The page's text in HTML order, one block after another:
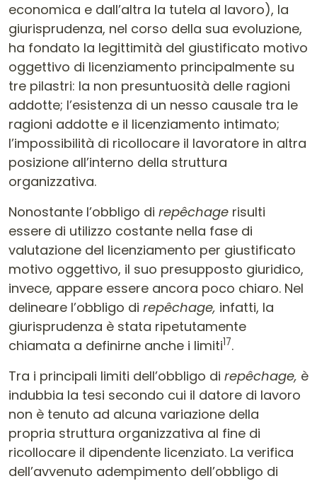
economica e dall’altra la tutela al lavoro), la
giurisprudenza, nel corso della sua evoluzione,
ha fondato la legittimità del giustificato motivo
oggettivo di licenziamento principalmente su
tre pilastri: la non presuntuosità delle ragioni
addotte; l’esistenza di un nesso causale tra le
ragioni addotte e il licenziamento intimato;
l’impossibilità di ricollocare il lavoratore in altra
posizione all’interno della struttura
organizzativa.
Nonostante l’obbligo di repêchage risulti
essere di utilizzo costante nella fase di
valutazione del licenziamento per giustificato
motivo oggettivo, il suo presupposto giuridico,
invece, appare essere ancora poco chiaro. Nel
delineare l’obbligo di repêchage, infatti, la
giurisprudenza è stata ripetutamente
chiamata a definirne anche i limiti17.
Tra i principali limiti dell’obbligo di repêchage, è
indubbia la tesi secondo cui il datore di lavoro
non è tenuto ad alcuna variazione della
propria struttura organizzativa al fine di
ricollocare il dipendente licenziato. La verifica
dell’avvenuto adempimento dell’obbligo di